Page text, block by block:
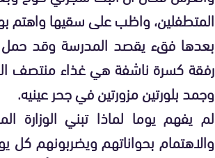
المتطفلين، واظب على سقيها واهتم
بعدها فقء يقصد المدرسة وقد حمل
رفقة كسرة ناشفة هي غذاء منتصف
وجمد بلورتين مزورتين في جحر عينيه.
لم يفهم يوما لماذا تبني
والاهتمام بحواناتهم ويضربونهم